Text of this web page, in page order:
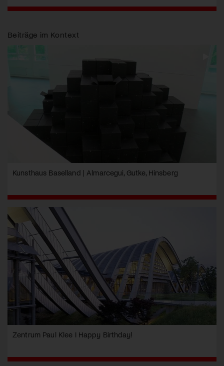
Beiträge im Kontext
Kunsthaus Baselland | Almarcegui, Gutke, Hinsberg
Zentrum Paul Klee I Happy Birthday!